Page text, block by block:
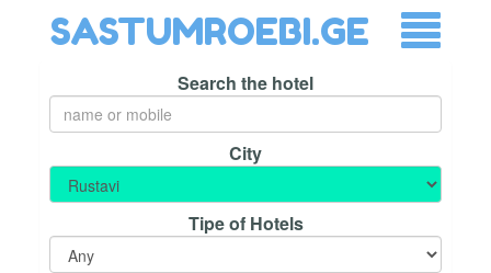
SASTUMROEBI.GE
Search the hotel
City
Tipe of Hotels